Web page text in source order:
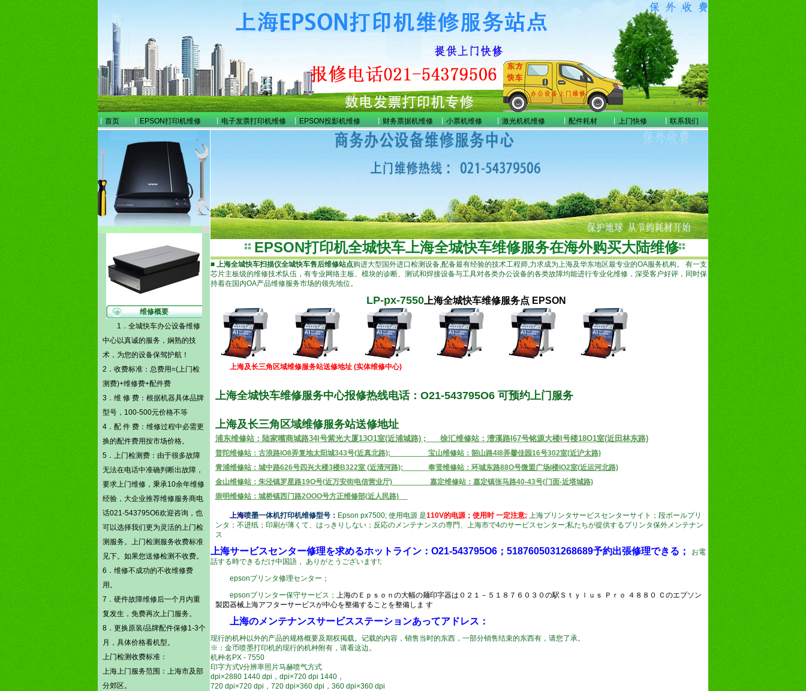
首页 EPSON打印机维修 电子发票打印机维修 EPSON投影机维修 财务票据机维修 小票机维修 激光机机维修 配件耗材 上门快修 联系我们
维修概要
1．全城快车办公设备维修
中心以真诚的服务，娴熟的技
术，为您的设备保驾护航！
2．收费标准：总费用=(上门检
测费)+维修费+配件费
3．维 修 费：根据机器具体品牌
型号，100-500元价格不等
4．配 件 费：维修过程中必需更
换的配件费用按市场价格。
5． 上门检测费 ：由于很多故障
无法在电话中准确判断出故障，
要求上门维修，秉承10余年维修
经验，大企业推荐维修服务商电
话021-543795O6欢迎咨询，也
可以选择我们更为灵活的上门检
测 服务。 上门检测 服务收费标准
见下。如果您送修检测不收费。
6．维修不成功的不收维修费
用。
7．硬件故障维修后一个月内重
复发生，免费再次上门服务。
8．更换原装/品牌配件保修1-3个
月，具体价格看机型。
上门检测收费标准：
上海上门服务范围：上海市及部
分郊区。
EPSON打印机全城快车上海全城快车维修服务在海外购买大陆维修
■ 上海全城快车扫描仪全城快车售后维修站点购进大型国外进口检测设备,配备最有经验的技术工程师,力求成为上海及华东地区最专业的OA服务机构。 有一支
芯片主板级的维修技术队伍，有专业网络主板、模块的诊断、测试和焊接设备与工具对各类办公设备的各类故障均能进行专业化维修，深受客户好评，同时保
持着在国内OA产品维修服务市场的领先地位。
LP-px-7550 上海全城快车维修服务点 EPSON
上海及长三角区域维修服务站送修地址 (实体维修中心)
上海全城快车维修服务中心报修热线电话：O21-543795O6 可预约上门服务
上海及长三角区域维修服务站送修地址
浦东维修站：陆家嘴商城路34l号紫光大厦13O1室(近浦城路) ; 徐汇维修站：漕溪路l67号铭源大楼l号楼18O1室(近田林东路)
普陀维修站：古浪路lO8弄复地太阳城343号(近真北路); 宝山维修站：韶山路4l8弄馨佳园16号302室(近沪太路)
青浦维修站：城中路626号四兴大楼3楼B322室 (近清河路); 奉贤维修站：环城东路88O号微盟广场l楼lO2室(近运河北路)
金山维修站：朱泾镇罗星路19O号(近万安街电信营业厅) 嘉定维修站：嘉定镇张马路40-43号(门面-近塔城路)
崇明维修站：城桥镇西门路2OOO号方正维修部(近人民路)
上海喷墨一体机打印机维修型号： Epson px7500; 使用电源 是110V的电源；使用时 一定注意; 上海プリンタサービスセンターサイト ； 段ボールプリ
ンタ ；不进纸； 印刷が薄くて、 はっきりしない； 反応のメンテナンスの専門 、 上海市で4のサービスセンター;私たちが提供するプリンタ保外メンテナン
ス
上海サービスセンター修理を求めるホットライン：O21-543795O6；5187605031268689予約出張修理できる； お電
話する時できるだけ中国語， ありがとうございます!;
epsonプリンタ修理センター；
epsonプリンター保守サービス； 上海のＥｐｓｏｎの大幅の麺印字器は０２１－５１８７６０３０の駅Ｓｔｙｌｕｓ Ｐｒｏ ４８８０ Ｃのエプソン
製図器械上海アフターサービスが中心を整備することを整備しま す
上海のメンテナンスサービスステーションあってアドレス：
现行的机种以外的产品的规格概要及期权掲载。记载的内容，销售当时的东西，一部分销售结束的东西有，请您了承。
※：金币喷墨打印机的现行的机种附有，请看这边。
机种名PX - 7550
印字方式\/分辨率照片马赫喷气方式
dpi×2880 1440 dpi，dpi×720 dpi 1440，
720 dpi×720 dpi，720 dpi×360 dpi，360 dpi×360 dpi